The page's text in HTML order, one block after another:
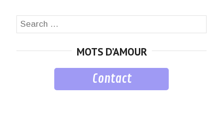
Search
MOTS D’AMOUR
Contact